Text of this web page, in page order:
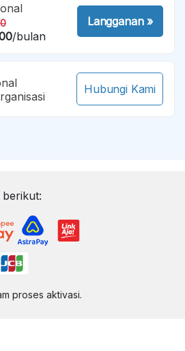
/bulan
Langganan»
Hubungi Kami
berikut:
proses aktivasi.